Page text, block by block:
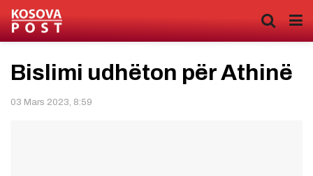
Bislimi udhëton për Athinë
03 Mars 2023, 8:59